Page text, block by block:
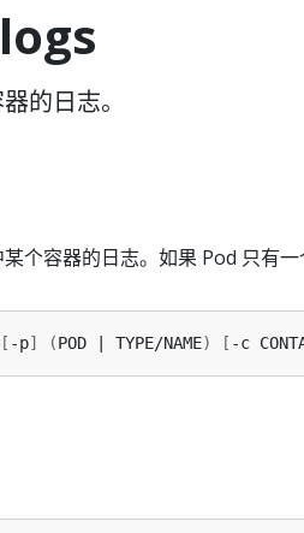
的日志。
个容器的日志。如果 Pod 只有一
[ -p] (POD | TYPE/NAME) [ -c